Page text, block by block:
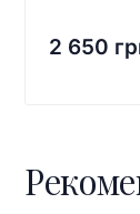
2 650